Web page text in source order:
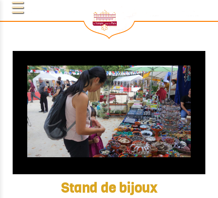
Stand de bijoux